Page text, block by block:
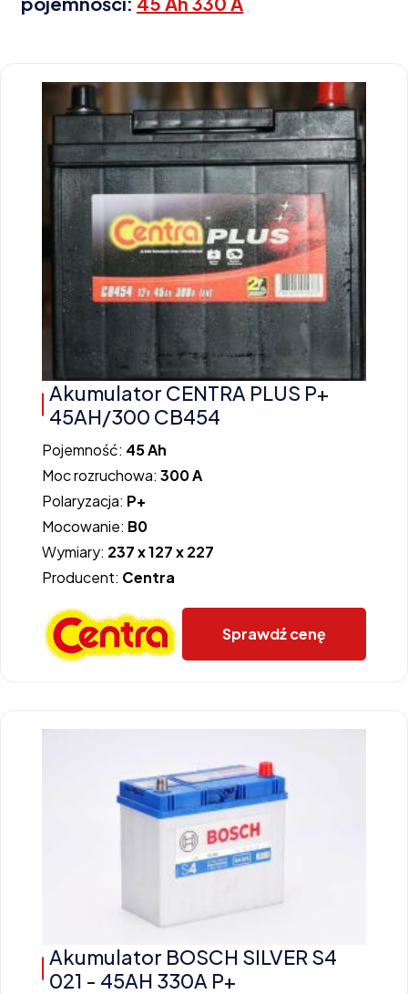
Akumulator CENTRA PLUS P+
45AH/300 CB454
Pojemność: 45 Ah
Moc rozruchowa: 300 A
Polaryzacja: P+
Mocowanie: B0
Wymiary: 237 x 127 x 227
Producent: Centra
Sprawdź cenę
Akumulator BOSCH SILVER S4
021 - 45AH 330A P+